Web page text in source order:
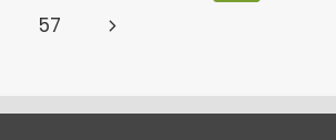
DELLE
pagina
Precedente
57
Pagina